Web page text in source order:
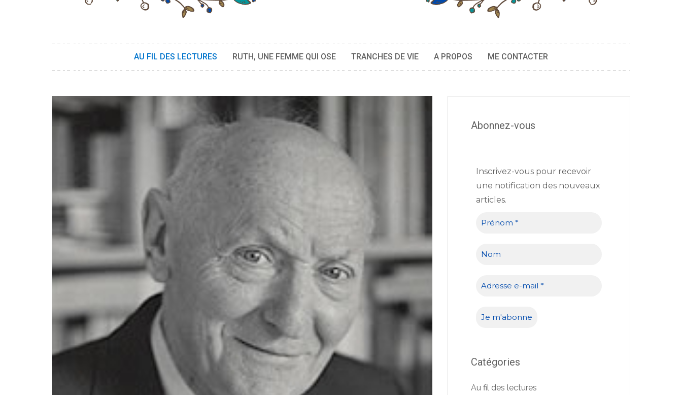
AU FIL DES LECTURES RUTH, UNE FEMME QUI OSE TRANCHES DE VIE A PROPOS ME CONTACTER
Abonnez-vous
Inscrivez-vous pour recevoir
une notification des nouveaux
articles.
Catégories
Au fil des lectures